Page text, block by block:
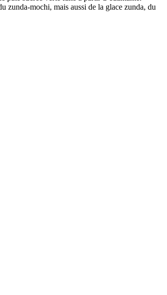
zunda-mochi, mais aussi de la glace zunda, du